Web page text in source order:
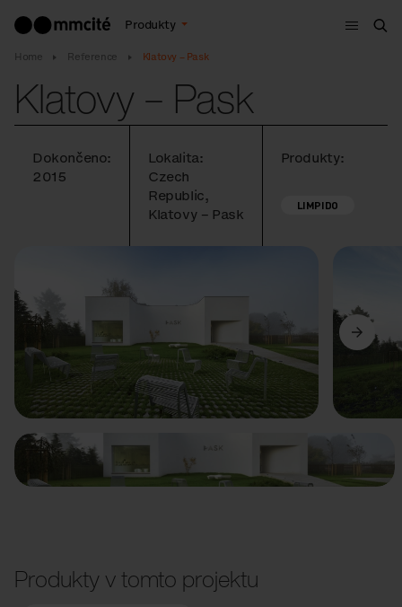
Produkty
Menu
Home Reference Klatovy – Pask
Klatovy – Pask
Dokončeno:
2015
Lokalita:
Czech
Republic,
Klatovy – Pask
Produkty:
LIMPIDO
Předchozí Další
Produkty v tomto projektu